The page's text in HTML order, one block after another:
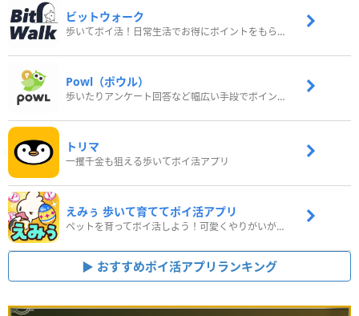
ビットウォーク
歩いてポイ活！日常生活でお得にポイントをもらおう
Powl（ポウル）
歩いたりアンケート回答など幅広い手段でポイントをゲット
トリマ
一攫千金も狙える歩いてポイ活アプリ
えみぅ 歩いて育ててポイ活アプリ
ペットを育ってポイ活しよう！可愛くやりがいがある新感覚アプリ
おすすめポイ活アプリランキング